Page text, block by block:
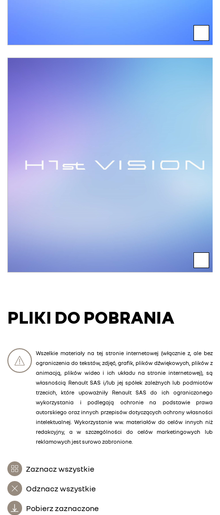
PLIKI DO POBRANIA
Wszelkie materiały na tej stronie internetowej (włącznie z, ale bez
ograniczenia do tekstów, zdjęć, grafik, plików dźwiękowych, plików z
animacją, plików wideo i ich układu na stronie internetowej), są
własnością Renault SAS i/lub jej spółek zależnych lub podmiotów
trzecich, które upoważniły Renault SAS do ich ograniczonego
wykorzystania i podlegają ochronie na podstawie prawa
autorskiego oraz innych przepisów dotyczących ochrony własności
intelektualnej. Wykorzystanie ww. materiałów do celów innych niż
redakcyjny, a w szczególności do celów marketingowych lub
reklamowych jest surowo zabronione.
Zaznacz wszystkie
Odznacz wszystkie
Pobierz zaznaczone